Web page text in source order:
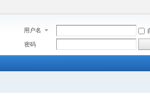
用户名
密码